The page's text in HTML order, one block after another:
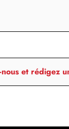
nous et rédigez